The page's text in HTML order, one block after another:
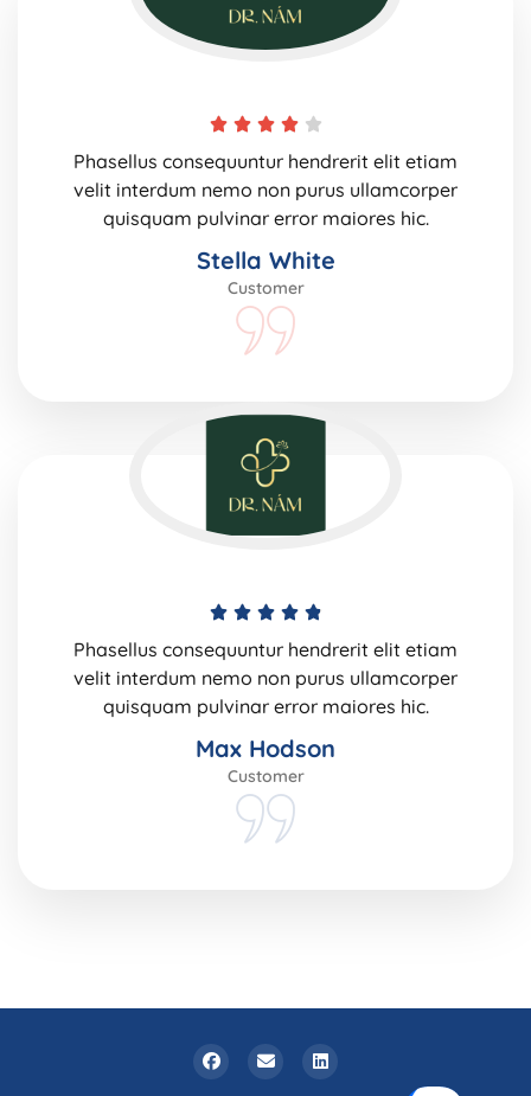
Phasellus consequuntur hendrerit elit etiam
velit interdum nemo non purus ullamcorper
quisquam pulvinar error maiores hic.
Stella White
Customer
Phasellus consequuntur hendrerit elit etiam
velit interdum nemo non purus ullamcorper
quisquam pulvinar error maiores hic.
Max Hodson
Customer